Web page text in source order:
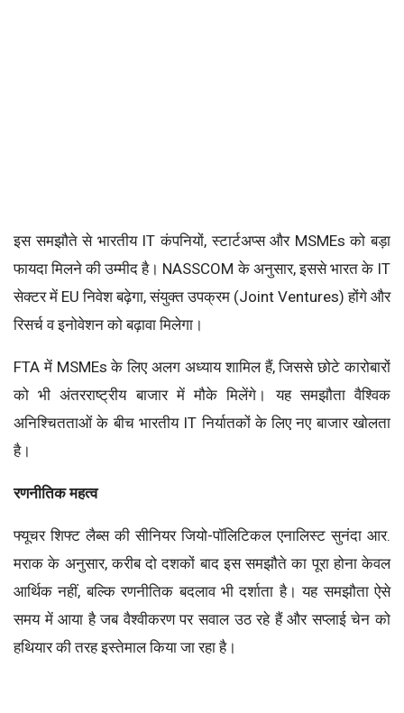
इस समझौते से भारतीय IT कंपनियों, स्टार्टअप्स और MSMEs को बड़ा
फायदा मिलने की उम्मीद है। NASSCOM के अनुसार, इससे भारत के IT
सेक्टर में EU निवेश बढ़ेगा, संयुक्त उपक्रम (Joint Ventures) होंगे और
रिसर्च व इनोवेशन को बढ़ावा मिलेगा।
FTA में MSMEs के लिए अलग अध्याय शामिल हैं, जिससे छोटे कारोबारों
को भी अंतरराष्ट्रीय बाजार में मौके मिलेंगे। यह समझौता वैश्विक
अनिश्चितताओं के बीच भारतीय IT निर्यातकों के लिए नए बाजार खोलता
है।
रणनीतिक महत्व
फ्यूचर शिफ्ट लैब्स की सीनियर जियो-पॉलिटिकल एनालिस्ट सुनंदा आर.
मराक के अनुसार, करीब दो दशकों बाद इस समझौते का पूरा होना केवल
आर्थिक नहीं, बल्कि रणनीतिक बदलाव भी दर्शाता है। यह समझौता ऐसे
समय में आया है जब वैश्वीकरण पर सवाल उठ रहे हैं और सप्लाई चेन को
हथियार की तरह इस्तेमाल किया जा रहा है।